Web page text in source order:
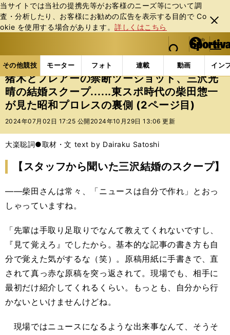
当サイトでは当社の提携先等がお客様のニーズ等について調
査・分析したり、お客様にお勧めの広告を表⽰する⽬的で Co
okie を使⽤する場合があります。詳しくはこちら
閉じ
る
web Sportiva (webスポルティーバ)
検索
マイペ
ー
ジ
メニュ
その他競技 モーター フォト 連載 動画 イン
ス
ポ
ル
テ
ー
バ
その他競技の記事一覧 格闘技 プロレス 猪木と
猪木とフレアーの禁断ツーショット、三沢光
晴の結婚スクープ......東スポ時代の柴田惣一
が見た昭和プロレスの裏側 (2ページ目)
2024年07月02日 17:25 公開 2024年10月29日 13:06 更新
大楽聡詞●取材・文 text by Dairaku Satoshi
【スタッフから聞いた三沢結婚のスクープ】
――柴田さんは常々、「ニュースは自分で作れ」とおっ
しゃっていますね。
「先輩は手取り足取りでなんて教えてくれないですし、
『見て覚えろ』でしたから。基本的な記事の書き方も自
分で覚えた気がするな（笑）。原稿用紙に手書きで、直
されて真っ赤な原稿を突っ返されて。現場でも、相手に
最初だけ紹介してくれるくらい。もっとも、自分から行
かないといけませんけどね。
現場ではニュースになるような出来事なんて、そうそ